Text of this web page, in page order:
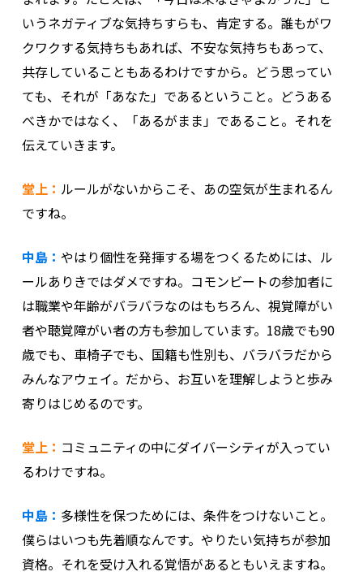
いうネガティブな気持ちすらも、肯定する。誰もがワ
クワクする気持ちもあれば、不安な気持ちもあって、
共存していることもあるわけですから。どう思ってい
ても、それが「あなた」であるということ。どうある
べきかではなく、「あるがまま」であること。それを
伝えていきます。
堂上： ルールがないからこそ、あの空気が生まれるん
ですね。
中島： やはり個性を発揮する場をつくるためには、ル
ールありきではダメですね。コモンビートの参加者に
は職業や年齢がバラバラなのはもちろん、視覚障がい
者や聴覚障がい者の方も参加しています。18歳でも90
歳でも、車椅子でも、国籍も性別も、バラバラだから
みんなアウェイ。だから、お互いを理解しようと歩み
寄りはじめるのです。
堂上： コミュニティの中にダイバーシティが入ってい
るわけですね。
中島： 多様性を保つためには、条件をつけないこと。
僕らはいつも先着順なんです。やりたい気持ちが参加
資格。それを受け入れる覚悟があるともいえますね。